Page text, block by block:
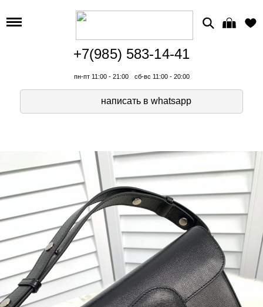
+7(985) 583-14-41
пн-пт 11:00 - 21:00 сб-вс 11:00 - 20:00
написать в whatsapp